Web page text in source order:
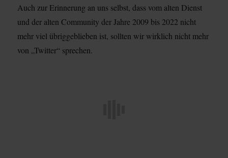
Auch zur Erinnerung an uns selbst, dass vom alten Dienst
und der alten Community der Jahre 2009 bis 2022 nicht
mehr viel übriggeblieben ist, sollten wir wirklich nicht mehr
von „Twitter“ sprechen.